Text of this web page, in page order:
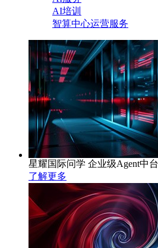
AI培训
智算中心运营服务
星耀国际问学 企业级Agent中台
了解更多